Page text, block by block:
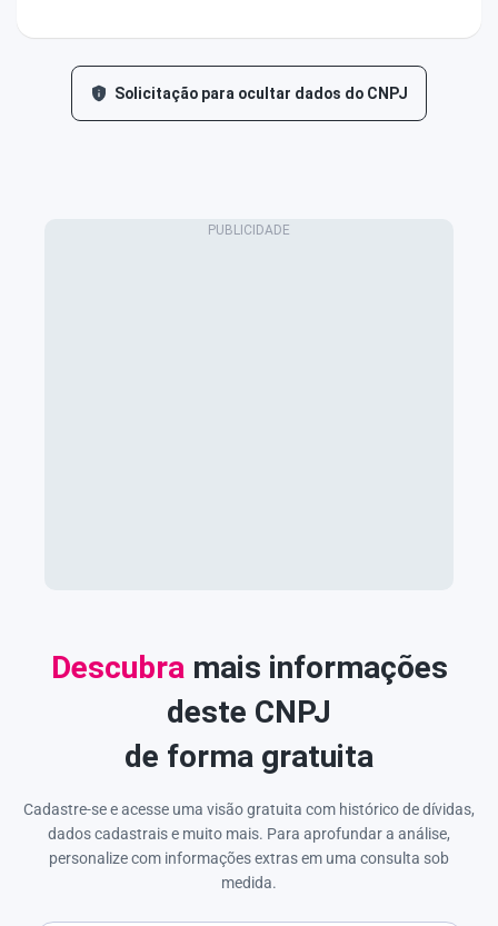
Solicitação para ocultar dados do CNPJ
Descubra mais informações
deste CNPJ
de forma gratuita
Cadastre-se e acesse uma visão gratuita com histórico de dívidas,
dados cadastrais e muito mais. Para aprofundar a análise,
personalize com informações extras em uma consulta sob
medida.